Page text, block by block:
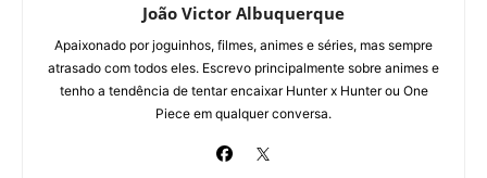
João Victor Albuquerque
Apaixonado por joguinhos, filmes, animes e séries, mas sempre
atrasado com todos eles. Escrevo principalmente sobre animes e
tenho a tendência de tentar encaixar Hunter x Hunter ou One
Piece em qualquer conversa.